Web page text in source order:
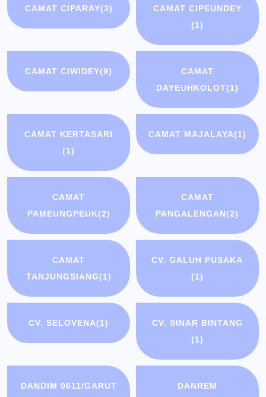
CAMAT CIPARAY(3)
CAMAT CIPEUNDEY
(1)
CAMAT CIWIDEY(9)
CAMAT
DAYEUHKOLOT(1)
CAMAT KERTASARI
(1)
CAMAT MAJALAYA(1)
CAMAT
PAMEUNGPEUK(2)
CAMAT
PANGALENGAN(2)
CAMAT
TANJUNGSIANG(1)
CV. GALUH PUSAKA
(1)
CV. SELOVENA(1)
CV. SINAR BINTANG
(1)
DANDIM 0611/GARUT
DANREM